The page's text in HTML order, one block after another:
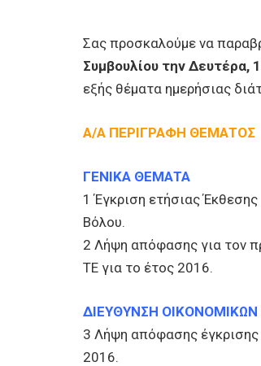
Σας προσκαλούμε να
Συμβουλίου την Δευτέρα,
εξής θέματα ημερήσιας
Α/Α ΠΕΡΙΓΡΑΦΗ ΘΕΜΑΤΟΣ
ΓΕΝΙΚΑ ΘΕΜΑΤΑ
1 Έγκριση ετήσιας
Βόλου.
2 Λήψη απόφασης για τον
ΤΕ για το έτος 2016.
ΔΙΕΥΘΥΝΣΗ ΟΙΚΟΝΟΜΙΚΩΝ
3 Λήψη απόφασης
2016.